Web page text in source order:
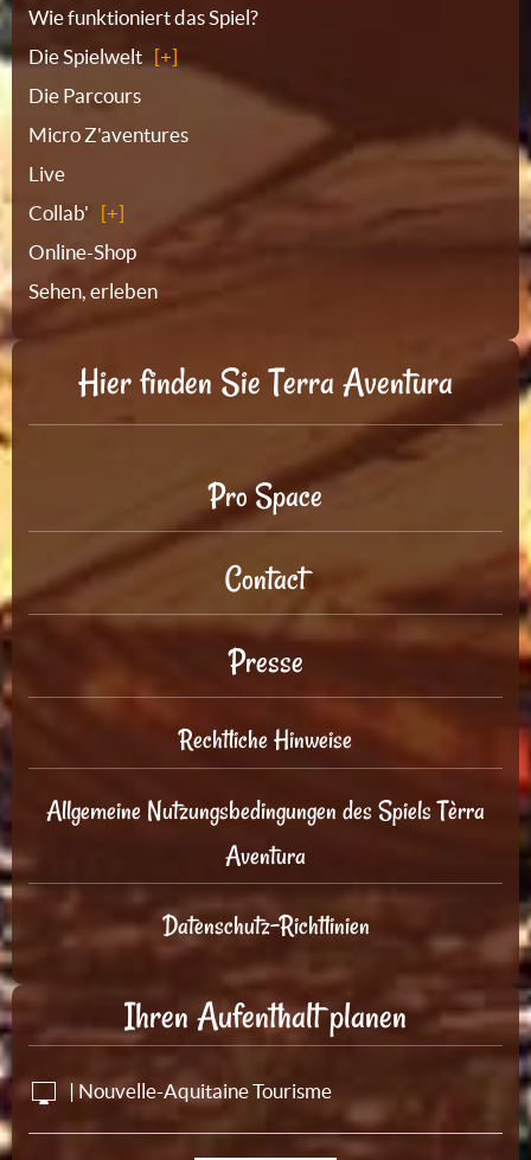
Sitemap
Wie funktioniert das Spiel?
Die Spielwelt
Die Parcours
Micro Z'aventures
Live
Collab'
Online-Shop
Sehen, erleben
Hier finden Sie Terra Aventura
Pro Space
Contact
Presse
Rechtliche Hinweise
Allgemeine Nutzungsbedingungen des Spiels Tèrra
Aventura
Datenschutz-Richtlinien
Ihren Aufenthalt planen
| Nouvelle-Aquitaine Tourisme